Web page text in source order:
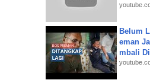
Belum
eman
mbali